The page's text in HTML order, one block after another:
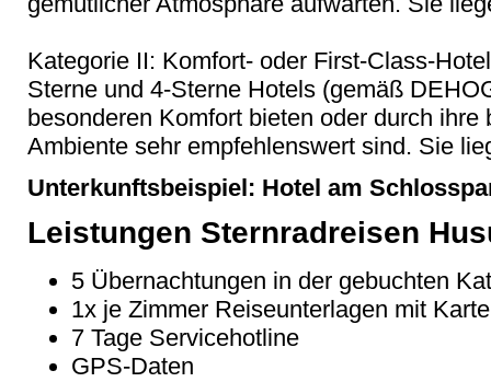
Kategorie II: Komfort- oder First-Class-
Sterne und 4-Sterne Hotels (gemäß
besonderen Komfort bieten oder durch ihre
Ambiente sehr empfehlenswert sind. Sie
Unterkunftsbeispiel: Hotel am
Leistungen Sternradreisen
5 Übernachtungen in der gebuchten
1x je Zimmer Reiseunterlagen mit
7 Tage Servicehotline
GPS-Daten